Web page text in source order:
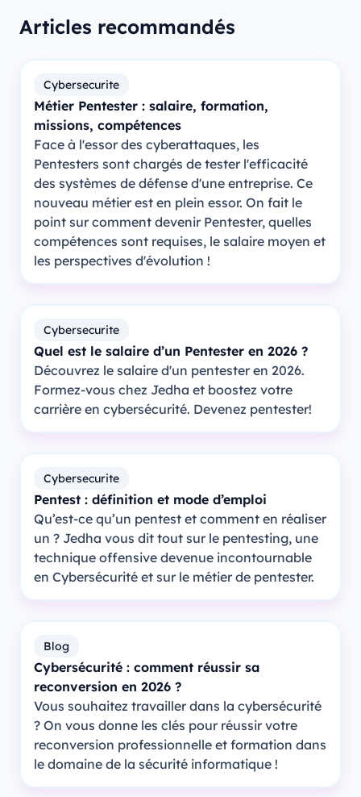
Articles recommandés
Cybersecurite
Métier Pentester : salaire, formation,
missions, compétences
Face à l'essor des cyberattaques, les
Pentesters sont chargés de tester l'efficacité
des systèmes de défense d'une entreprise. Ce
nouveau métier est en plein essor. On fait le
point sur comment devenir Pentester, quelles
compétences sont requises, le salaire moyen et
les perspectives d'évolution !
Cybersecurite
Quel est le salaire d’un Pentester en 2026 ?
Découvrez le salaire d'un pentester en 2026.
Formez-vous chez Jedha et boostez votre
carrière en cybersécurité. Devenez pentester!
Cybersecurite
Pentest : définition et mode d’emploi
Qu’est-ce qu’un pentest et comment en réaliser
un ? Jedha vous dit tout sur le pentesting, une
technique offensive devenue incontournable
en Cybersécurité et sur le métier de pentester.
Blog
Cybersécurité : comment réussir sa
reconversion en 2026 ?
Vous souhaitez travailler dans la cybersécurité
? On vous donne les clés pour réussir votre
reconversion professionnelle et formation dans
le domaine de la sécurité informatique !